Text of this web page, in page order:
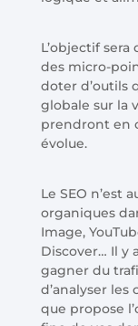
L’objectif
des micro-
doter d’outils
globale sur la
prendront en
évolue.
Le SEO n’est
organiques
Image,
Discover… Il y
gagner du
d’analyser les
que propose